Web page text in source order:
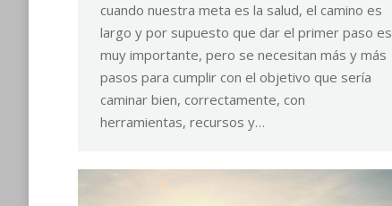
cuando nuestra meta es la salud, el camino es
largo y por supuesto que dar el primer paso es
muy importante, pero se necesitan más y más
pasos para cumplir con el objetivo que sería
caminar bien, correctamente, con
herramientas, recursos y…